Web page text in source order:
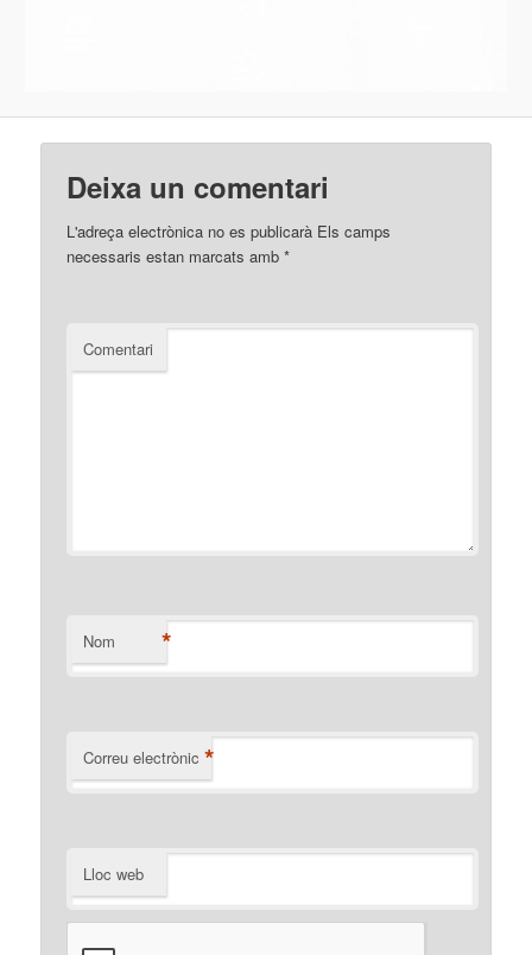
Deixa un comentari
L'adreça electrònica no es publicarà Els camps
necessaris estan marcats amb*
Comentari
Nom *
Correu electrònic *
Lloc web